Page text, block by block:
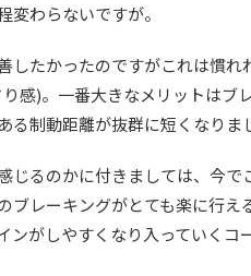
わらないですが。
たかったのですがこれは慣れ
感)。一番大きなメリットはブ
制動距離が抜群に短くなりま
じるのかに付きましては、今で
レーキングがとても楽に行え
ンがしやすくなり入っていくコ